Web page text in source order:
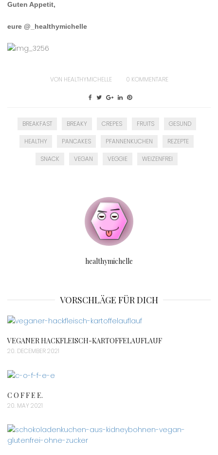
Guten Appetit,
eure @_healthymichelle
VON HEALTHYMICHELLE 0 KOMMENTARE
BREAKFAST BREAKY CREPES FRUITS GESUND
HEALTHY PANCAKES PFANNENKUCHEN REZEPTE
SNACK VEGAN VEGGIE WEIZENFREI
healthymichelle
VORSCHLÄGE FÜR DICH
VEGANER HACKFLEISCH-KARTOFFELAUFLAUF
20. DECEMBER 2021
C O F F E E.
20. MAY 2021